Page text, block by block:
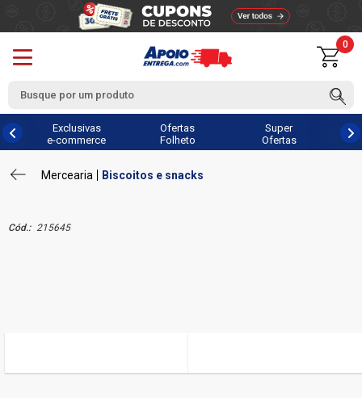
0
Exclusivas
e-commerce
Ofertas
Folheto
Super
Ofertas
Mercearia Biscoitos e snacks
Cód.: 215645